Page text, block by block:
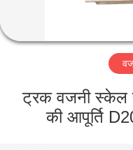
में
भ्रमण
ट्रक वजनी स्केल
की आपूर्ति